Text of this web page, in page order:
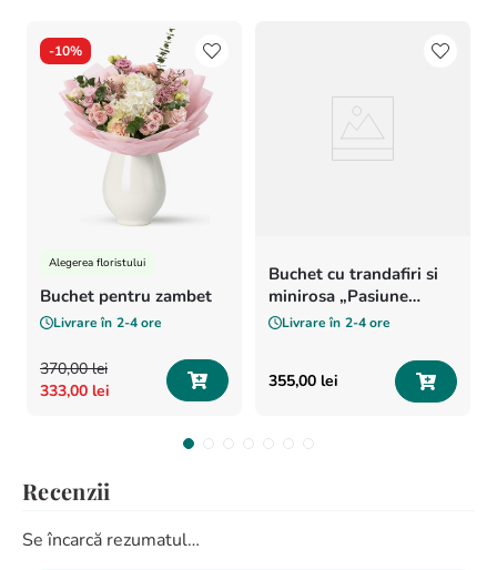
-10%
Alegerea floristului
Buchet pentru zambet
Livrare în 2-4 ore
370,00 lei
333,00 lei
Buchet cu trandafiri si
minirosa „Pasiune
pentru flori”
Livrare în 2-4 ore
355,00 lei
Recenzii
Se încarcă rezumatul…